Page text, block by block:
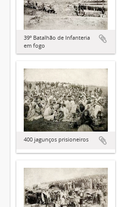
39º Batalhão de Infanteria
em fogo
400 jagunços prisioneiros